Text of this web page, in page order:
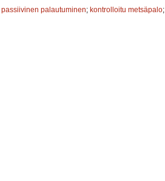
passiivinen palautuminen; kontrolloitu metsäpalo;